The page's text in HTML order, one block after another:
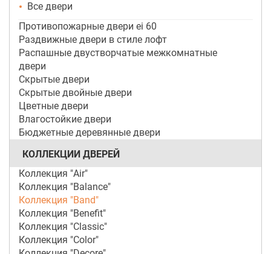
Все двери
Противопожарные двери ei 60
Раздвижные двери в стиле лофт
Распашные двустворчатые межкомнатные
двери
Скрытые двери
Скрытые двойные двери
Цветные двери
Влагостойкие двери
Бюджетные деревянные двери
КОЛЛЕКЦИИ ДВЕРЕЙ
Коллекция "Air"
Коллекция "Balance"
Коллекция "Band"
Коллекция "Benefit"
Коллекция "Classic"
Коллекция "Color"